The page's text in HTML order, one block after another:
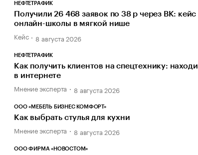
НЕФТЕТРАФИК
Получили 26 468 заявок по 38 р через ВК: кейс
онлайн-школы в мягкой нише
Кейс 8 августа 2026
НЕФТЕТРАФИК
Как получить клиентов на спецтехнику:
в интернете
Мнение эксперта 8 августа 2026
ООО «МЕБЕЛЬ БИЗНЕС КОМФОРТ»
Как выбрать стулья для кухни
Мнение эксперта 8 августа 2026
ООО ФИРМА «НОВОСТОМ»